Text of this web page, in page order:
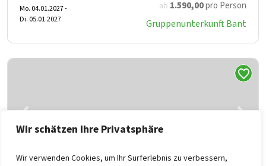
Wir schätzen Ihre Privatsphäre
Wir verwenden Cookies, um Ihr Surferlebnis zu verbessern,
ab 1.590,00pro Person
Mo. 04.01.2027 -
Di. 05.01.2027
Gruppenunterkunft Bant